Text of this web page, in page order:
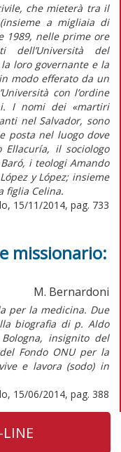
che mieterà tra il
a migliaia di
1989, nelle prime ore
dell’Università del
la loro governante e la
modo efferato da un
con l’ordine
I nomi dei «martiri
nel Salvador, sono
posta nel luogo dove
il sociologo
i teologi Amando
y López; insieme
figlia Celina.
15/11/2014, pag. 733
missionario:
M. Bernardoni
per la medicina. Due
biografia di p. Aldo
insignito del
Fondo ONU per la
e lavora (sodo) in
15/06/2014, pag. 388